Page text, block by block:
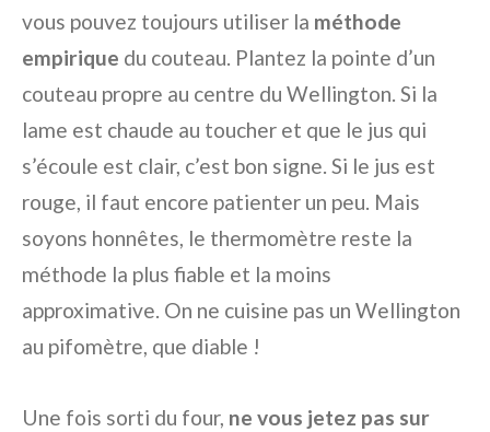
vous pouvez toujours utiliser la méthode
empirique du couteau. Plantez la pointe d’un
couteau propre au centre du Wellington. Si la
lame est chaude au toucher et que le jus qui
s’écoule est clair, c’est bon signe. Si le jus est
rouge, il faut encore patienter un peu. Mais
soyons honnêtes, le thermomètre reste la
méthode la plus fiable et la moins
approximative. On ne cuisine pas un Wellington
au pifomètre, que diable !
Une fois sorti du four, ne vous jetez pas sur